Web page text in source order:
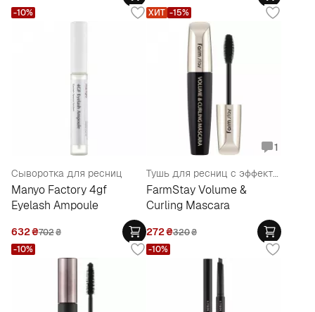
Сыворотка для ресниц
Manyo Factory 4gf
Eyelash Ampoule
632₴702₴
-10%
1
Тушь для ресниц с эффектом объема и подкручивания
FarmStay Volume &
Curling Mascara
272₴320₴
ХИТ -15%
-10% -10%